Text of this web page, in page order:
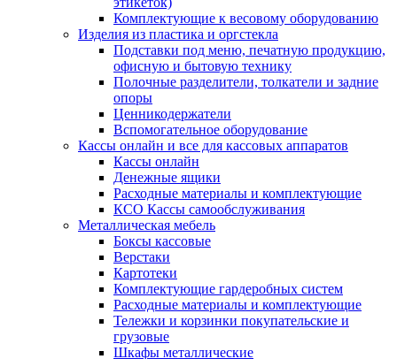
Комплектующие к весовому оборудованию
Изделия из пластика и оргстекла
Подставки под меню, печатную продукцию,
офисную и бытовую технику
Полочные разделители, толкатели и задние
опоры
Ценникодержатели
Вспомогательное оборудование
Кассы онлайн и все для кассовых аппаратов
Кассы онлайн
Денежные ящики
Расходные материалы и комплектующие
КСО Кассы самообслуживания
Металлическая мебель
Боксы кассовые
Верстаки
Картотеки
Комплектующие гардеробных систем
Расходные материалы и комплектующие
Тележки и корзинки покупательские и
грузовые
Шкафы металлические